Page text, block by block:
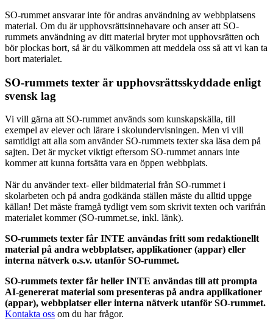
SO-rummet ansvarar inte för andras användning av webbplatsens
material. Om du är upphovsrättsinnehavare och anser att SO-
rummets användning av ditt material bryter mot upphovsrätten och
bör plockas bort, så är du välkommen att meddela oss så att vi kan ta
bort materialet.
SO-rummets texter är upphovsrättsskyddade enligt
svensk lag
Vi vill gärna att SO-rummet används som kunskapskälla, till
exempel av elever och lärare i skolundervisningen. Men vi vill
samtidigt att alla som använder SO-rummets texter ska läsa dem på
sajten. Det är mycket viktigt eftersom SO-rummet annars inte
kommer att kunna fortsätta vara en öppen webbplats.
När du använder text- eller bildmaterial från SO-rummet i
skolarbeten och på andra godkända ställen måste du alltid uppge
källan! Det måste framgå tydligt vem som skrivit texten och varifrån
materialet kommer (SO-rummet.se, inkl. länk).
SO-rummets texter får INTE användas fritt som redaktionellt
material på andra webbplatser, applikationer (appar) eller
interna nätverk o.s.v. utanför SO-rummet.
SO-rummets texter får heller INTE användas till att prompta
AI-genererat material som presenteras på andra applikationer
(appar), webbplatser eller interna nätverk utanför SO-rummet.
Kontakta oss om du har frågor.